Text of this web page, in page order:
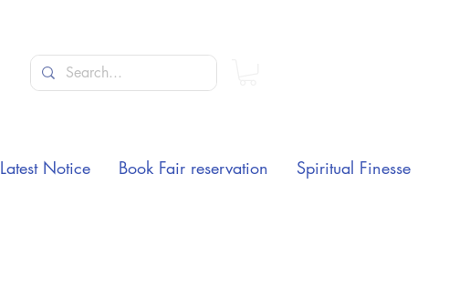
Latest Notice Book Fair reservation Spiritual Finesse